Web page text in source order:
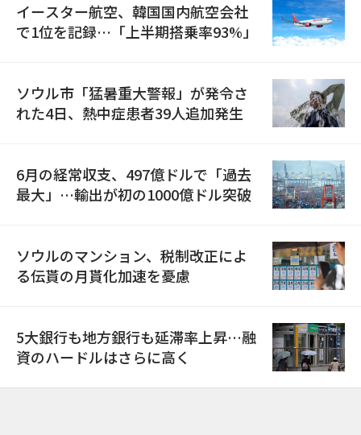
イースター航空、韓国国内航空会社
で1位を記録…「上半期搭乗率93%」
ソウル市「猛暑重大警報」が発令さ
れた4日、熱中症患者39人追加発生
6月の経常収支、497億ドルで「過去
最大」…輸出が初の1000億ドル突破
ソウルのマンション、税制改正によ
る伝貰の月貰化加速を憂慮
5大銀行も地方銀行も延滞率上昇…融
資のハードルはさらに高く